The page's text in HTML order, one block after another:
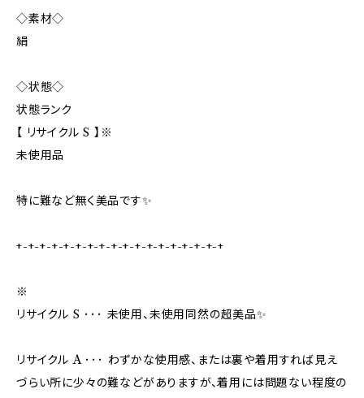
◇素材◇
絹
◇状態◇
状態ランク
【 リサイクル S 】※
未使用品
特に難など無く美品です✨️
+-+-+-+-+-+-+-+-+-+-+-+-+-+-+-+-+-+
※
リサイクル S ･･･ 未使用、未使用同然の超美品✨
リサイクル A ･･･ わずかな使用感、または裏や着用すれば見え
づらい所に少々の難などがありますが、着用には問題ない程度の